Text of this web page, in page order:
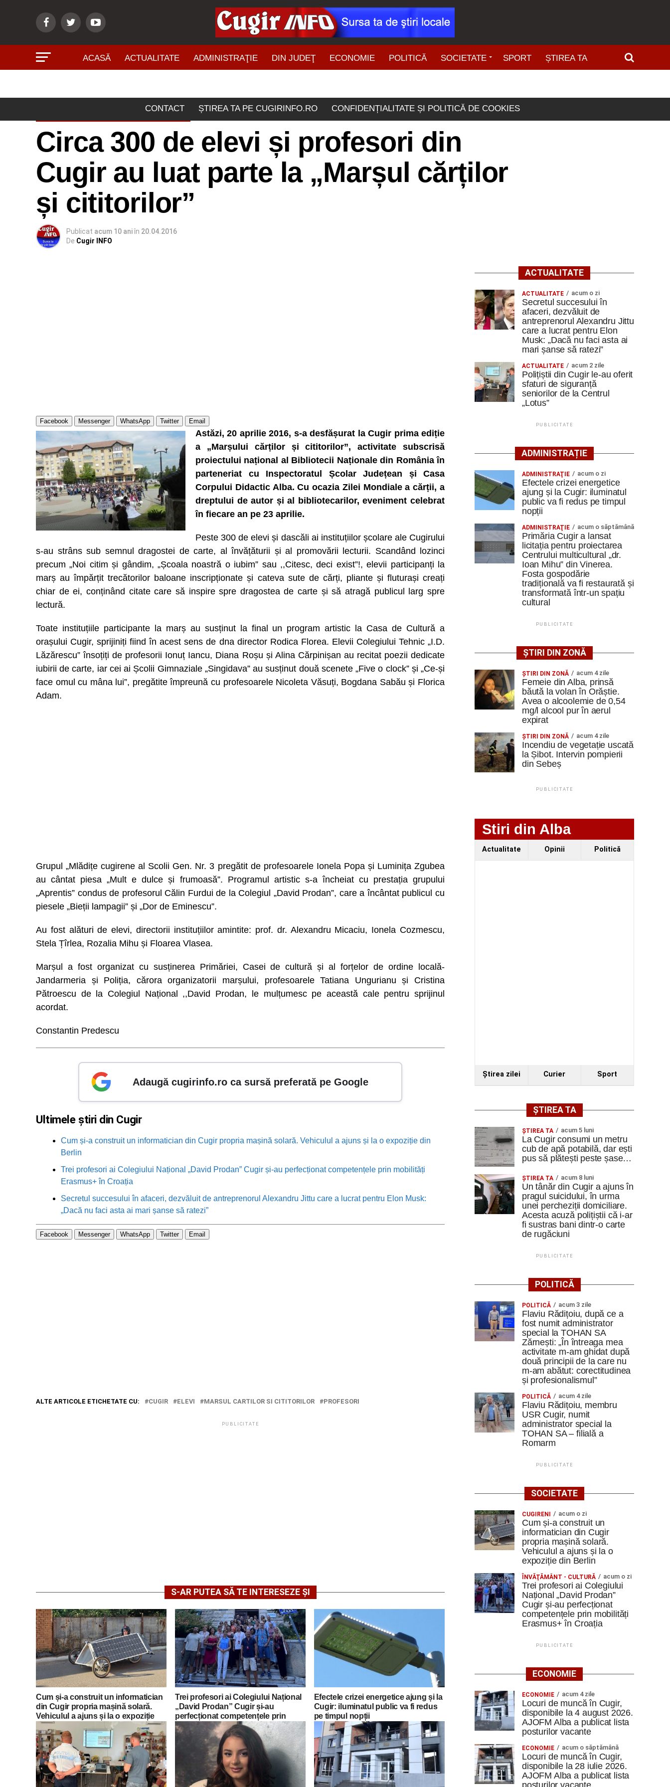
ACASĂ ACTUALITATE ADMINISTRAŢIE DIN JUDEŢ ECONOMIE POLITICĂ SOCIETATE SPORT ȘTIREA TA
CONTACT ȘTIREA TA PE CUGIRINFO.RO CONFIDENȚIALITATE ȘI POLITICĂ DE COOKIES
ÎNVĂŢĂMÂNT - CULTURĂ
Circa 300 de elevi și profesori din
Cugir au luat parte la „Marșul cărților
și cititorilor”
Publicat acum 10 aniîn 20.04.2016
De Cugir INFO
Facebook Messenger WhatsApp Twitter Email
Astăzi, 20 aprilie 2016, s-a desfășurat la Cugir prima ediție
a „Marșului cărților și cititorilor”, activitate subscrisă
proiectului național al Bibliotecii Naționale din România în
parteneriat cu Inspectoratul Școlar Județean și Casa
Corpului Didactic Alba. Cu ocazia Zilei Mondiale a cărții, a
dreptului de autor și al bibliotecarilor, eveniment celebrat
în fiecare an pe 23 aprilie.
Peste 300 de elevi și dascăli ai instituțiilor școlare ale Cugirului
s-au strâns sub semnul dragostei de carte, al învățăturii și al promovării lecturii. Scandând lozinci
precum „Noi citim și gândim, „Școala noastră o iubim” sau ,,Citesc, deci exist”!, elevii participanți la
marș au împărțit trecătorilor baloane inscripționate și cateva sute de cărți, pliante și fluturași creați
chiar de ei, conținând citate care să inspire spre dragostea de carte și să atragă publicul larg spre
lectură.
Toate instituțiile participante la marș au susținut la final un program artistic la Casa de Cultură a
orașului Cugir, sprijiniți fiind în acest sens de dna director Rodica Florea. Elevii Colegiului Tehnic „I.D.
Lăzărescu” însoțiți de profesorii Ionuț Iancu, Diana Roșu și Alina Cărpinișan au recitat poezii dedicate
iubirii de carte, iar cei ai Școlii Gimnaziale „Singidava” au susținut două scenete „Five o clock” și „Ce-și
face omul cu mâna lui”, pregătite împreună cu profesoarele Nicoleta Văsuți, Bogdana Sabău și Florica
Adam.
Grupul „Mlădițe cugirene al Scolii Gen. Nr. 3 pregătit de profesoarele Ionela Popa și Luminița Zgubea
au cântat piesa „Mult e dulce și frumoasă”. Programul artistic s-a încheiat cu prestația grupului
„Aprentis” condus de profesorul Călin Furdui de la Colegiul „David Prodan”, care a încântat publicul cu
piesele „Bieții lampagii” și „Dor de Eminescu”.
Au fost alături de elevi, directorii instituțiilor amintite: prof. dr. Alexandru Micaciu, Ionela Cozmescu,
Stela Țîrlea, Rozalia Mihu și Floarea Vlasea.
Marșul a fost organizat cu susținerea Primăriei, Casei de cultură și al forțelor de ordine locală-
Jandarmeria și Poliția, cărora organizatorii marșului, profesoarele Tatiana Ungurianu și Cristina
Pătroescu de la Colegiul Național ,,David Prodan, le mulțumesc pe această cale pentru sprijinul
acordat.
Constantin Predescu
Adaugă cugirinfo.ro ca sursă preferată pe Google
Ultimele știri din Cugir
Cum și-a construit un informatician din Cugir propria mașină solară. Vehiculul a ajuns și la o expoziție din
Berlin
Trei profesori ai Colegiului Național „David Prodan” Cugir și-au perfecționat competențele prin mobilități
Erasmus+ în Croația
Secretul succesului în afaceri, dezvăluit de antreprenorul Alexandru Jittu care a lucrat pentru Elon Musk:
„Dacă nu faci asta ai mari șanse să ratezi”
Facebook Messenger WhatsApp Twitter Email
ALTE ARTICOLE ETICHETATE CU: CUGIR ELEVI MARSUL CARTILOR SI CITITORILOR PROFESORI
PUBLICITATE
S-AR PUTEA SĂ TE INTERESEZE ȘI
Cum și-a construit un informatician
din Cugir propria mașină solară.
Vehiculul a ajuns și la o expoziție
din Berlin
Trei profesori ai Colegiului Național
„David Prodan” Cugir și-au
perfecționat competențele prin
mobilități Erasmus+ în Croația
Efectele crizei energetice ajung și la
Cugir: iluminatul public va fi redus
pe timpul nopții
ACTUALITATE
ACTUALITATE acum o zi
Secretul succesului în
afaceri, dezvăluit de
antreprenorul Alexandru Jittu
care a lucrat pentru Elon
Musk: „Dacă nu faci asta ai
mari șanse să ratezi”
ACTUALITATE acum 2 zile
Polițiștii din Cugir le-au oferit
sfaturi de siguranță
seniorilor de la Centrul
„Lotus”
PUBLICITATE
ADMINISTRAȚIE
ADMINISTRAŢIE acum o zi
Efectele crizei energetice
ajung și la Cugir: iluminatul
public va fi redus pe timpul
nopții
ADMINISTRAŢIE acum o săptămână
Primăria Cugir a lansat
licitația pentru proiectarea
Centrului multicultural „dr.
Ioan Mihu” din Vinerea.
Fosta gospodărie
tradițională va fi restaurată și
transformată într-un spațiu
cultural
PUBLICITATE
ȘTIRI DIN ZONĂ
ŞTIRI DIN ZONĂ acum 4 zile
Femeie din Alba, prinsă
băută la volan în Orăștie.
Avea o alcoolemie de 0,54
mg/l alcool pur în aerul
expirat
ŞTIRI DIN ZONĂ acum 4 zile
Incendiu de vegetație uscată
la Șibot. Intervin pompierii
din Sebeș
PUBLICITATE
Stiri din Alba
Actualitate Opinii Politică
Ştirea zilei Curier Sport
ȘTIREA TA
ȘTIREA TA acum 5 luni
La Cugir consumi un metru
cub de apă potabilă, dar ești
pus să plătești peste șase…
ȘTIREA TA acum 8 luni
Un tânăr din Cugir a ajuns în
pragul suicidului, în urma
unei percheziții domiciliare.
Acesta acuză polițiștii că i-ar
fi sustras bani dintr-o carte
de rugăciuni
PUBLICITATE
POLITICĂ
POLITICĂ acum 3 zile
Flaviu Rădițoiu, după ce a
fost numit administrator
special la TOHAN SA
Zărnești: „În întreaga mea
activitate m-am ghidat după
două principii de la care nu
m-am abătut: corectitudinea
și profesionalismul”
POLITICĂ acum 4 zile
Flaviu Rădițoiu, membru
USR Cugir, numit
administrator special la
TOHAN SA – filială a
Romarm
PUBLICITATE
SOCIETATE
CUGIRENI acum o zi
Cum și-a construit un
informatician din Cugir
propria mașină solară.
Vehiculul a ajuns și la o
expoziție din Berlin
ÎNVĂŢĂMÂNT - CULTURĂ acum o zi
Trei profesori ai Colegiului
Național „David Prodan”
Cugir și-au perfecționat
competențele prin mobilități
Erasmus+ în Croația
PUBLICITATE
ECONOMIE
ECONOMIE acum 4 zile
Locuri de muncă în Cugir,
disponibile la 4 august 2026.
AJOFM Alba a publicat lista
posturilor vacante
ECONOMIE acum o săptămână
Locuri de muncă în Cugir,
disponibile la 28 iulie 2026.
AJOFM Alba a publicat lista
posturilor vacante